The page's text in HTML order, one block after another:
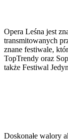
Opera Leśna jest
transmitowanych
znane festiwale,
TopTrendy oraz
także Festiwal
Doskonałe walory